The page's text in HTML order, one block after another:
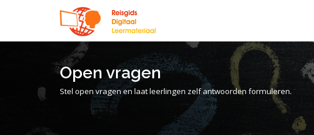
Open vragen
Stel open vragen en laat leerlingen zelf antwoorden formuleren.